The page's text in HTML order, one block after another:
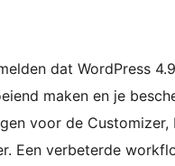
dat WordPress
maken en je
voor de Customizer,
Een verbeterde